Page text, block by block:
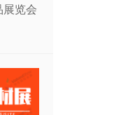
展览会